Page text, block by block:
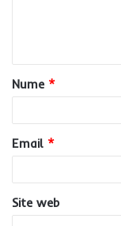
a
r
u
*
Nume *
Email *
Site web